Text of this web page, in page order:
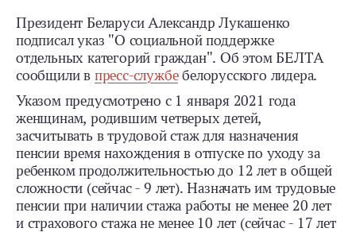
Президент Беларуси Александр Лукашенко
подписал указ "О социальной поддержке
отдельных категорий граждан". Об этом БЕЛТА
сообщили в пресс-службебелорусского лидера.
Указом предусмотрено с 1 января 2021 года
женщинам, родившим четверых детей,
засчитывать в трудовой стаж для назначения
пенсии время нахождения в отпуске по уходу за
ребенком продолжительностью до 12 лет в общей
сложности (сейчас - 9 лет). Назначать им трудовые
пенсии при наличии стажа работы не менее 20 лет
и страхового стажа не менее 10 лет (сейчас - 17 лет